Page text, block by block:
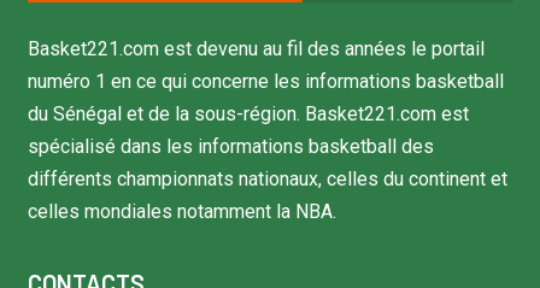
Basket221.com est devenu au fil des années le portail
numéro 1 en ce qui concerne les informations basketball
du Sénégal et de la sous-région. Basket221.com est
spécialisé dans les informations basketball des
différents championnats nationaux, celles du continent et
celles mondiales notamment la NBA.